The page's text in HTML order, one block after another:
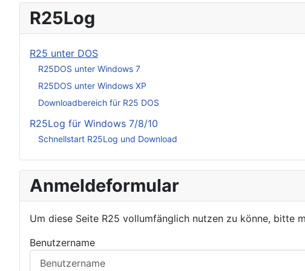
R25Log
R25 unter DOS
R25DOS unter Windows 7
R25DOS unter Windows XP
Downloadbereich für R25 DOS
R25Log für Windows 7/8/10
Schnellstart R25Log und Download
Anmeldeformular
Um diese Seite R25 vollumfänglich nutzen zu könne, bitte
Benutzername